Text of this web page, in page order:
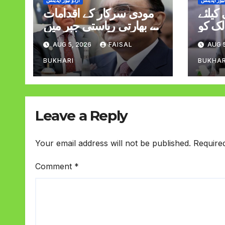
مودی سرکار کے اقدامات
نے بھارتی ریاستی جبر میں
اضافہ کیا صدر وزیراعظم
AUG 5, 2026 FAISAL
BUKHARI
کو
کرنا
ڈارAUG
Leave a Reply
Your email address will not be published.
Comment *